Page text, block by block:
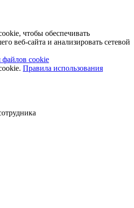
чтобы обеспечивать
веб-сайта и анализировать сетевой
файлов cookie
Правила использования